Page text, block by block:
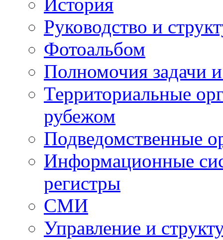
Руководство и
Фотоальбом
Полномочия задачи
Территориальные
рубежом
Подведомственные
Информационные
регистры
СМИ
Управление и